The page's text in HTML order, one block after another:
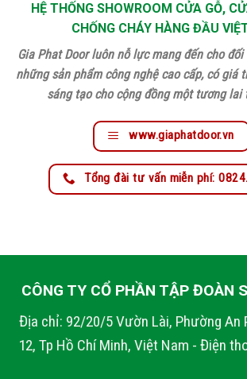
HỆ THỐNG SHOWROOM CỬA GỖ,
CHỐNG CHÁY HÀNG ĐẦU
Gia Phat Door luôn nỗ lực mang đến cho
những sản phẩm công nghệ cao cấp, có giá
sáng tạo cho cộng đồng một tương lai
www.giaphatdoor.vn
Tổng đài tư vấn miễn phí:
CÔNG TY CỔ PHẦN TẬP ĐOÀN
Địa chỉ: 92/20/5 Vườn Lài, Phường An
12, Tp Hồ Chí Minh, Việt Nam - Điện